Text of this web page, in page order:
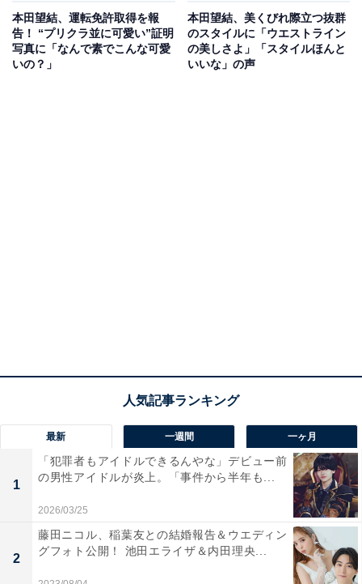
本田望結、運転免許取得を報
告！ “プリクラ並に可愛い”証明
写真に「なんで素でこんな可愛
いの？」
本田望結、美くびれ際立つ抜群
のスタイルに「ウエストライン
の美しさよ」「スタイルほんと
いいな」の声
最新 一週間 一ヶ月
1
「犯罪者もアイドルできるんやな」デビュー前
の男性アイドルが炎上。「事件から半年も...
2026/03/25
2
藤田ニコル、稲葉友との結婚報告＆ウエディン
グフォト公開！ 池田エライザ＆内田理央...